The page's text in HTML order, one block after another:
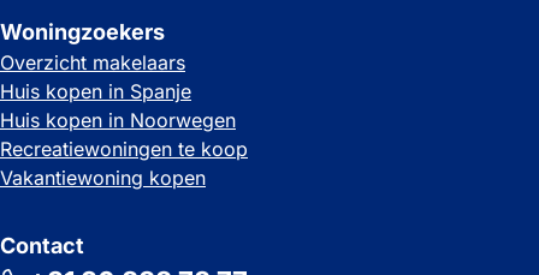
Woningzoekers
Overzicht makelaars
Huis kopen in Spanje
Huis kopen in Noorwegen
Recreatiewoningen te koop
Vakantiewoning kopen
Contact